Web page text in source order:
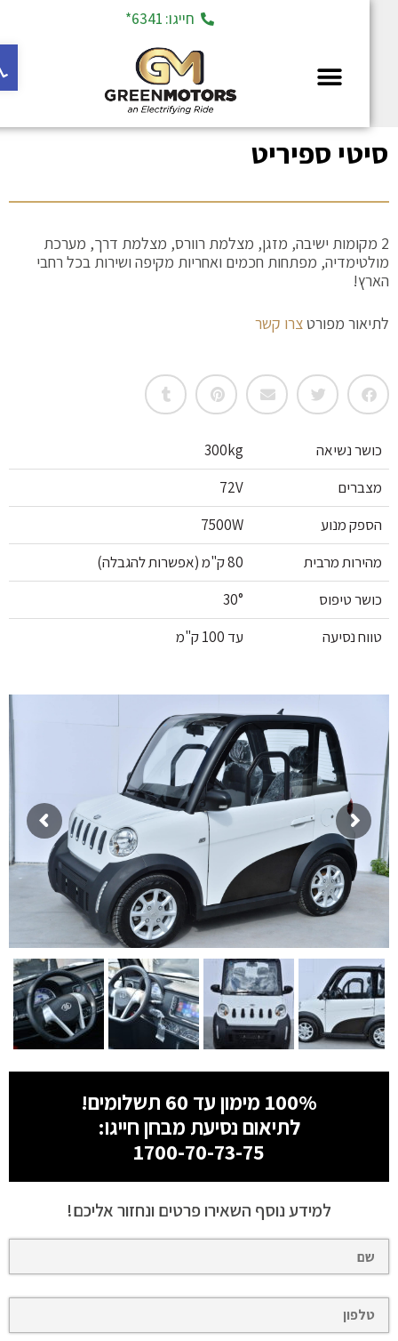
חייגו: 6341*
ספיריט
2 מקומות ישיבה, מזגן, מצלמת רוורס, מצלמת דרך, מערכת
מפתחות חכמים ואחריות מקיפה ושירות בכל רחבי
מפורטצרו קשר
כושר נשיאה
300kg
מצברים
72V
הספק מנוע
7500W
מהירות מרבית
80 ק"מ (אפשרות להגבלה)
כושר טיפוס
30°
טווח נסיעה
עד 100 ק"מ
100% מימון עד 60 תשלומים!
לתיאום נסיעת מבחן חייגו:
1700-70-73-75
למידע נוסף השאירו פרטים ונחזור אליכם!